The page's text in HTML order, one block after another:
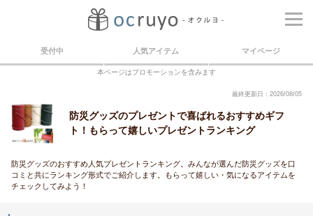
受付中 人気アイテム マイページ
本ページはプロモーションを含みます
最終更新日：2026/08/05
防災グッズのプレゼントで喜ばれるおすすめギフ
ト！もらって嬉しいプレゼントランキング
防災グッズのおすすめ人気プレゼントランキング。みんなが選んだ防災グッズを口
コミと共にランキング形式でご紹介します。もらって嬉しい・気になるアイテムを
チェックしてみよう！